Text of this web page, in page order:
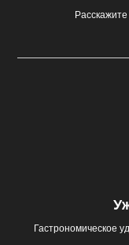
Гастрономическое